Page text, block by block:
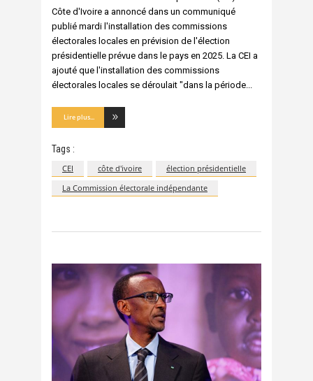
Côte d'Ivoire a annoncé dans un communiqué
publié mardi l'installation des commissions
électorales locales en prévision de l'élection
présidentielle prévue dans le pays en 2025. La CEI a
ajouté que l'installation des commissions
électorales locales se déroulait "dans la période
Lire plus...
Tags :
CEI côte d'ivoire
élection présidentielle
La Commission électorale indépendante